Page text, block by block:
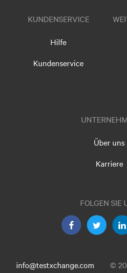
KUNDENSERVICE
Hilfe
Kundenservice
Über uns
Karriere
FOLGEN SIE
info@testxchange.com ©